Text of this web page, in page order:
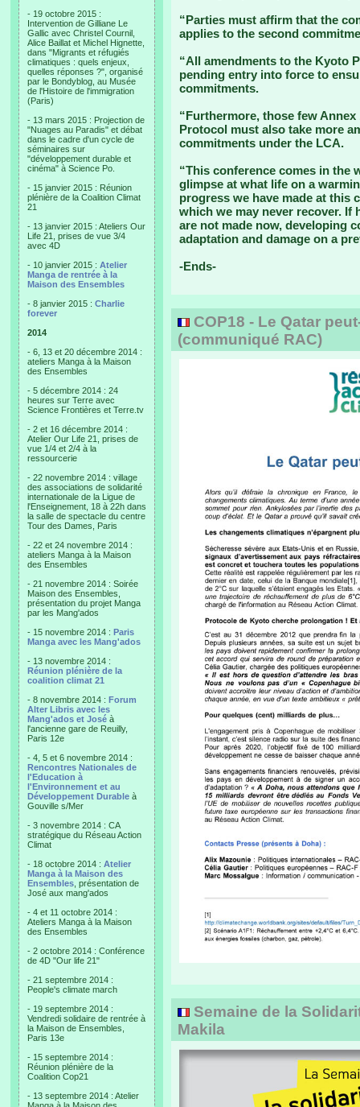
- 19 octobre 2015 :
Intervention de Gilliane Le
Gallic avec Christel Cournil,
Alice Baillat et Michel Hignette,
dans "Migrants et réfugiés
climatiques : quels enjeux,
quelles réponses ?", organisé
par le Bondyblog, au Musée
de l'Histoire de l'immigration
(Paris)
- 13 mars 2015 : Projection de
"Nuages au Paradis" et débat
dans le cadre d'un cycle de
séminaires sur
"développement durable et
cinéma" à Science Po.
- 15 janvier 2015 : Réunion
plénière de la Coalition Climat
21
- 13 janvier 2015 : Ateliers Our
Life 21, prises de vue 3/4
avec 4D
- 10 janvier 2015 : Atelier
Manga de rentrée à la
Maison des Ensembles
- 8 janvier 2015 : Charlie
forever
2014
- 6, 13 et 20 décembre 2014 :
ateliers Manga à la Maison
des Ensembles
- 5 décembre 2014 : 24
heures sur Terre avec
Science Frontières et Terre.tv
- 2 et 16 décembre 2014 :
Atelier Our Life 21, prises de
vue 1/4 et 2/4 à la
ressourcerie
- 22 novembre 2014 : village
des associations de solidarité
internationale de la Ligue de
l'Enseignement, 18 à 22h dans
la salle de spectacle du centre
Tour des Dames, Paris
- 22 et 24 novembre 2014 :
ateliers Manga à la Maison
des Ensembles
- 21 novembre 2014 : Soirée
Maison des Ensembles,
présentation du projet Manga
par les Mang'ados
- 15 novembre 2014 : Paris
Manga avec les Mang'ados
- 13 novembre 2014 :
Réunion plénière de la
coalition climat 21
- 8 novembre 2014 : Forum
Alter Libris avec les
Mang'ados et José à
l'ancienne gare de Reuilly,
Paris 12e
- 4, 5 et 6 novembre 2014 :
Rencontres Nationales de
l'Education à
l'Environnement et au
Développement Durable à
Gouville s/Mer
- 3 novembre 2014 : CA
stratégique du Réseau Action
Climat
- 18 octobre 2014 : Atelier
Manga à la Maison des
Ensembles , présentation de
José aux mang'ados
- 4 et 11 octobre 2014 :
Ateliers Manga à la Maison
des Ensembles
- 2 octobre 2014 : Conférence
de 4D "Our life 21"
- 21 septembre 2014 :
People's climate march
- 19 septembre 2014 :
Vendredi solidaire de rentrée à
la Maison de Ensembles,
Paris 13e
- 15 septembre 2014 :
Réunion plénière de la
Coalition Cop21
- 13 septembre 2014 : Atelier
“Parties must affirm that the
applies to the second
“All amendments to the Kyoto
pending entry into force to
commitments.
“Furthermore, those few
Protocol must also take more
commitments under the LCA.
“This conference comes in the
glimpse at what life on a
progress we have made at this
which we may never recover.
are not made now, developing
adaptation and damage on a
-Ends-
COP18 - Le Qatar
(communiqué RAC)
Semaine de la
Makila